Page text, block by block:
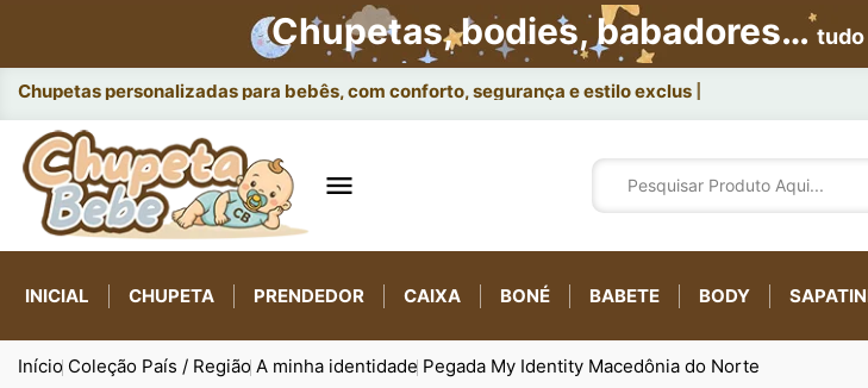
Chupetas, bodies, babadores…tudo
Chupetas personalizadas para bebês, com conforto, segurança e estilo exclusivo.

INICIAL CHUPETA PRENDEDOR CAIXA BONÉ BABETE BODY
Início Coleção País / Região A minha identidade Pegada My Identity Macedônia do Norte